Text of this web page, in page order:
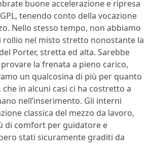
buone accelerazione e ripresa
tenendo conto della vocazione
Nello stesso tempo, non abbiamo
nel misto stretto nonostante la
Porter, stretta ed alta. Sarebbe
la frenata a pieno carico,
un qualcosina di più per quanto
in alcuni casi ci ha costretto a
nell’inserimento. Gli interni
classica del mezzo da lavoro,
di comfort per guidatore e
stati sicuramente graditi da